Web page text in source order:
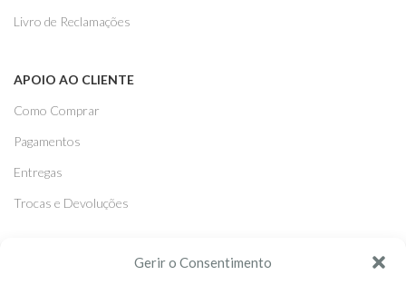
Gerir o Consentimento
Livro de Reclamações
APOIO AO CLIENTE
Como Comprar
Pagamentos
Entregas
Trocas e Devoluções